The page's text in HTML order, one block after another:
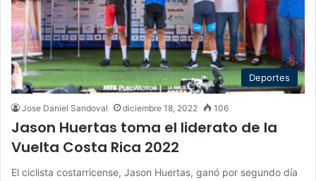
Deportes
Jose Daniel Sandoval diciembre 18, 2022 106
Jason Huertas toma el liderato de la
Vuelta Costa Rica 2022
El ciclista costarricense, Jason Huertas, ganó por segundo día